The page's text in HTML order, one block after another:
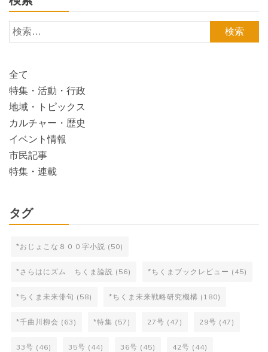
検
索:
全て
特集・活動・行政
地域・トピックス
カルチャー・歴史
イベント情報
市民記事
特集・連載
タグ
*おじょこな８００字小説 (50)
*さらはにズム ちくま論説 (56) *ちくまブックレビュー (45)
*ちくま未来俳句 (58) *ちくま未来戦略研究機構 (180)
*千曲川柳会 (63) *特集 (57) 27号 (47) 29号 (47)
33号 (46) 35号 (44) 36号 (45) 42号 (44)